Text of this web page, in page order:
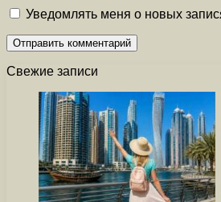
Уведомлять меня о новых
Свежие записи